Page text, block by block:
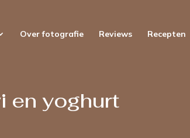
Over fotografie Reviews Recepten
en yoghurt